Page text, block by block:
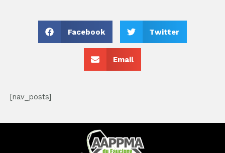
Facebook Twitter
Email
[nav_posts]